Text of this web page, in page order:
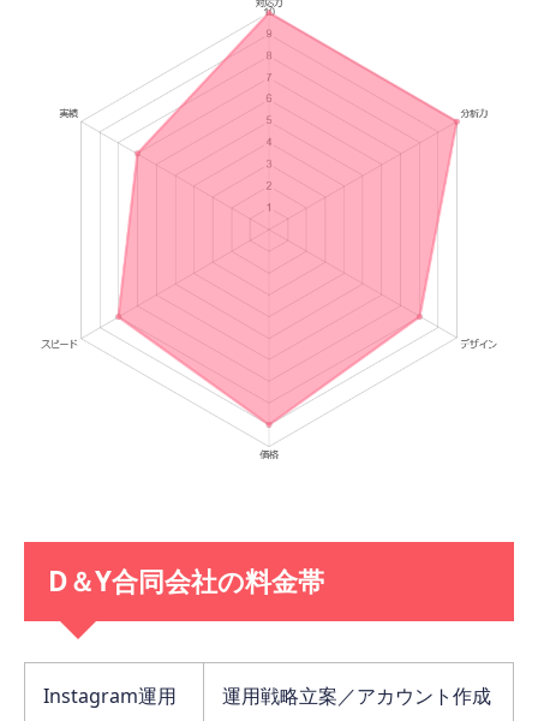
D＆Y合同会社の料金帯
Instagram運用
運用戦略立案／アカウント作成